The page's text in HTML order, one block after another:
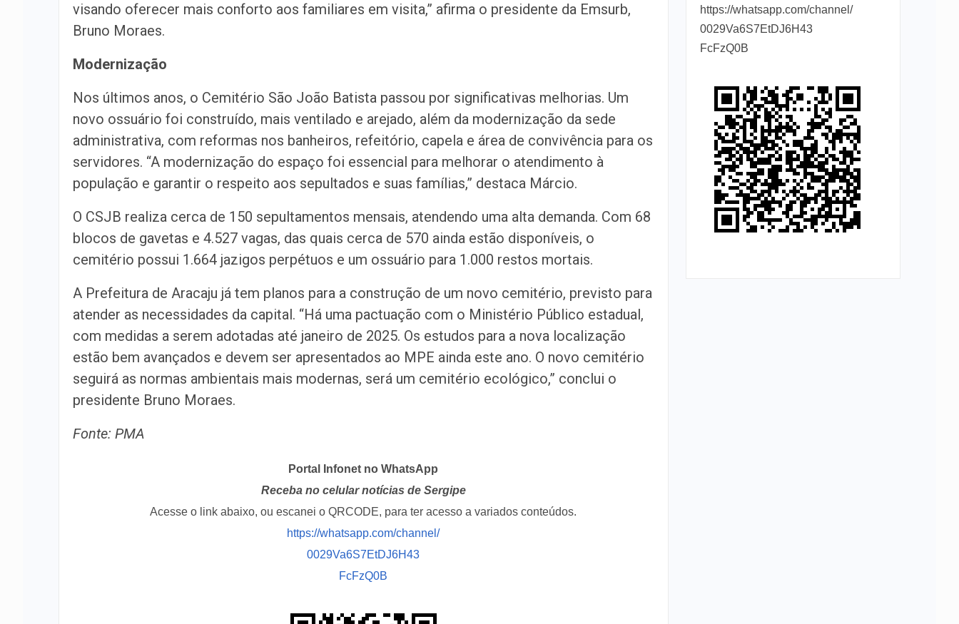
visando oferecer mais conforto aos familiares em visita,” afirma o presidente da Emsurb,
Bruno Moraes.
Modernização
Nos últimos anos, o Cemitério São João Batista passou por significativas melhorias. Um
novo ossuário foi construído, mais ventilado e arejado, além da modernização da sede
administrativa, com reformas nos banheiros, refeitório, capela e área de convivência para os
servidores. “A modernização do espaço foi essencial para melhorar o atendimento à
população e garantir o respeito aos sepultados e suas famílias,” destaca Márcio.
O CSJB realiza cerca de 150 sepultamentos mensais, atendendo uma alta demanda. Com 68
blocos de gavetas e 4.527 vagas, das quais cerca de 570 ainda estão disponíveis, o
cemitério possui 1.664 jazigos perpétuos e um ossuário para 1.000 restos mortais.
A Prefeitura de Aracaju já tem planos para a construção de um novo cemitério, previsto para
atender as necessidades da capital. “Há uma pactuação com o Ministério Público estadual,
com medidas a serem adotadas até janeiro de 2025. Os estudos para a nova localização
estão bem avançados e devem ser apresentados ao MPE ainda este ano. O novo cemitério
seguirá as normas ambientais mais modernas, será um cemitério ecológico,” conclui o
presidente Bruno Moraes.
Fonte: PMA
Portal Infonet no WhatsApp
Receba no celular notícias de Sergipe
Acesse o link abaixo, ou escanei o QRCODE, para ter acesso a variados conteúdos.
https://whatsapp.com/channel/
0029Va6S7EtDJ6H43
FcFzQ0B
https://whatsapp.com/channel/
0029Va6S7EtDJ6H43
FcFzQ0B